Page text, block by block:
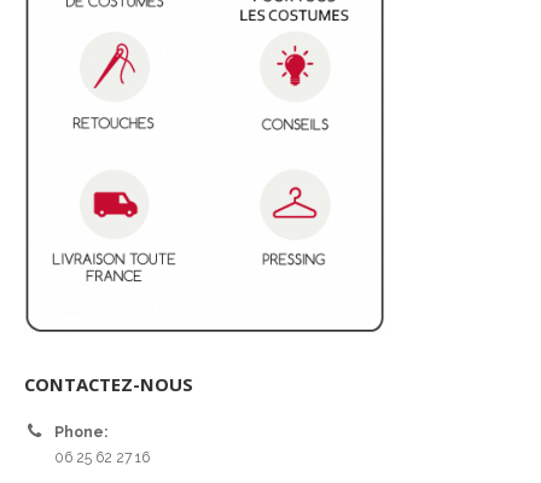
CONTACTEZ-NOUS
Phone:
06 25 62 27 16